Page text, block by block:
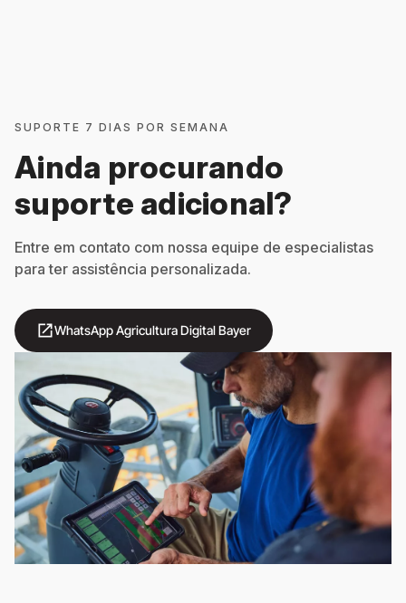
SUPORTE 7 DIAS POR SEMANA
Ainda procurando
suporte adicional?
Entre em contato com nossa equipe de especialistas
para ter assistência personalizada.
WhatsApp Agricultura Digital Bayer
open_in_new